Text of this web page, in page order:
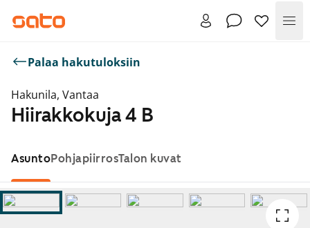
Palaa hakutuloksiin
Hakunila, Vantaa
Hiirakkokuja 4 B
AsuntoPohjapiirrosTalon kuvat